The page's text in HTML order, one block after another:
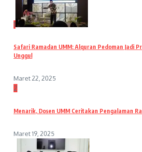
1
Safari Ramadan UMM: Alquran Pedoman Jadi
Unggul
Maret 22, 2025
2
Menarik, Dosen UMM Ceritakan Pengalaman
Maret 19, 2025